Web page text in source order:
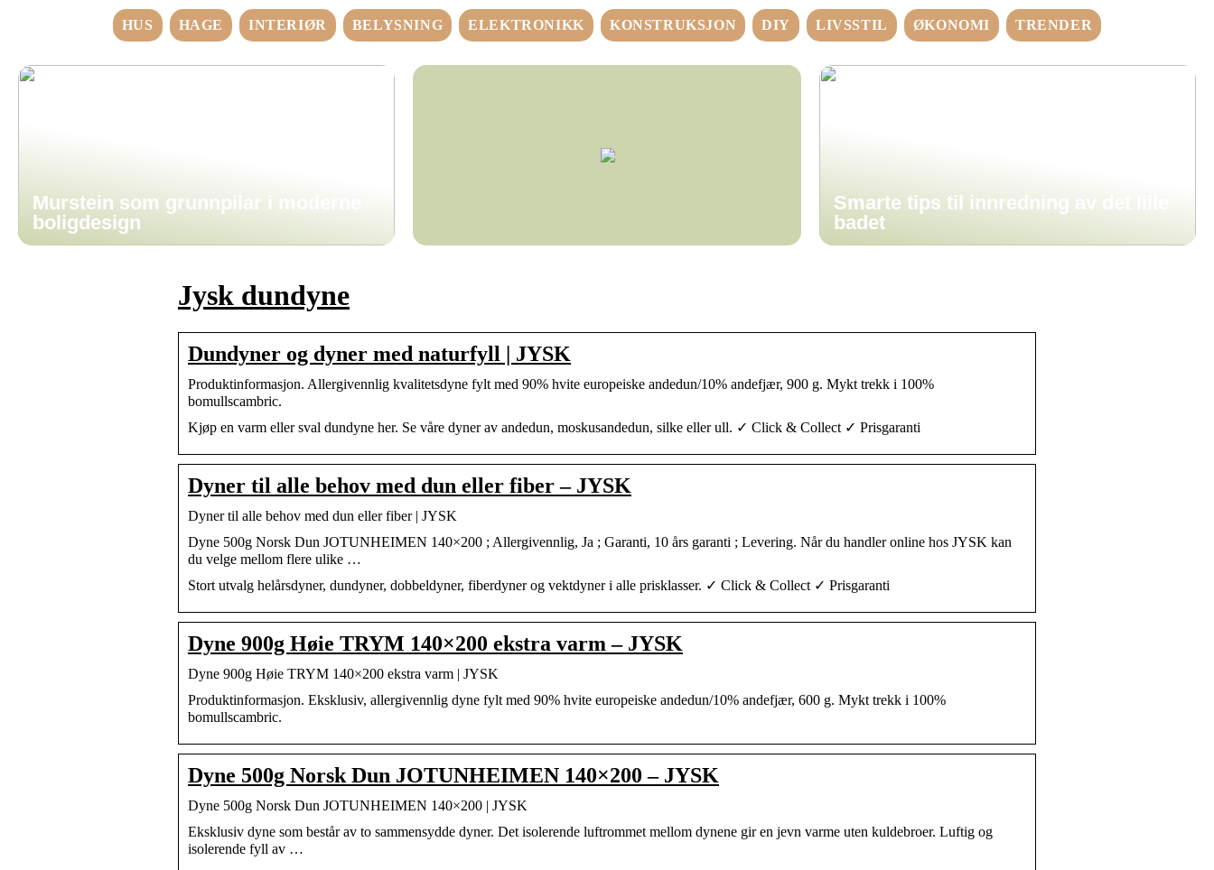
HUS HAGE INTERIØR BELYSNING ELEKTRONIKK KONSTRUKSJON DIY LIVSSTIL ØKONOMI TRENDER
Murstein som grunnpilar i moderne
boligdesign
Smarte tips til innredning av det lille
badet
Jysk dundyne
Dundyner og dyner med naturfyll | JYSK
Produktinformasjon. Allergivennlig kvalitetsdyne fylt med 90% hvite europeiske andedun/10% andefjær, 900 g. Mykt trekk i 100%
bomullscambric.
Kjøp en varm eller sval dundyne her. Se våre dyner av andedun, moskusandedun, silke eller ull. ✓ Click & Collect ✓ Prisgaranti
Dyner til alle behov med dun eller fiber – JYSK
Dyner til alle behov med dun eller fiber | JYSK
Dyne 500g Norsk Dun JOTUNHEIMEN 140×200 ; Allergivennlig, Ja ; Garanti, 10 års garanti ; Levering. Når du handler online hos JYSK kan
du velge mellom flere ulike …
Stort utvalg helårsdyner, dundyner, dobbeldyner, fiberdyner og vektdyner i alle prisklasser. ✓ Click & Collect ✓ Prisgaranti
Dyne 900g Høie TRYM 140×200 ekstra varm – JYSK
Dyne 900g Høie TRYM 140×200 ekstra varm | JYSK
Produktinformasjon. Eksklusiv, allergivennlig dyne fylt med 90% hvite europeiske andedun/10% andefjær, 600 g. Mykt trekk i 100%
bomullscambric.
Dyne 500g Norsk Dun JOTUNHEIMEN 140×200 – JYSK
Dyne 500g Norsk Dun JOTUNHEIMEN 140×200 | JYSK
Eksklusiv dyne som består av to sammensydde dyner. Det isolerende luftrommet mellom dynene gir en jevn varme uten kuldebroer. Luftig og
isolerende fyll av …